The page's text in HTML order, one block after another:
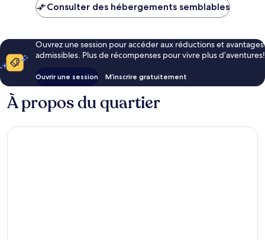
Consulter des hébergements semblables
Ouvrez une session pour accéder aux réductions et avantages
admissibles. Plus de récompenses pour vivre plus d’aventures!
Ouvrir une session M’inscrire gratuitement
À propos du quartier